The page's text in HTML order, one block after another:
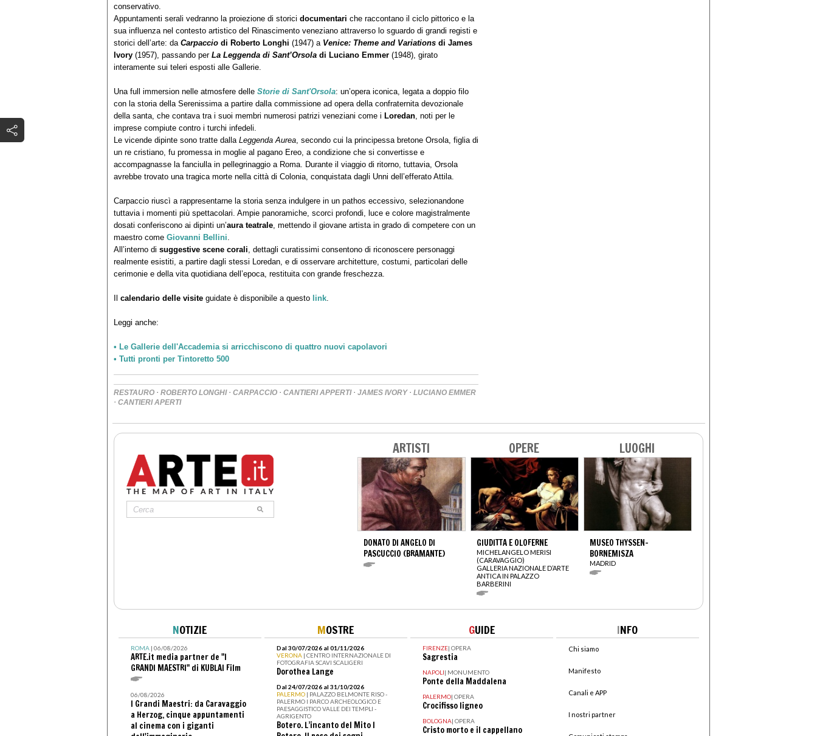
conservativo.
Appuntamenti serali vedranno la proiezione di storici documentari che raccontano il ciclo pittorico e la
sua influenza nel contesto artistico del Rinascimento veneziano attraverso lo sguardo di grandi registi e
storici dell’arte: da Carpaccio di Roberto Longhi (1947) a Venice: Theme and Variations di James
Ivory (1957), passando per La Leggenda di Sant’Orsola di Luciano Emmer (1948), girato
interamente sui teleri esposti alle Gallerie.
Una full immersion nelle atmosfere delle Storie di Sant'Orsola: un’opera iconica, legata a doppio filo
con la storia della Serenissima a partire dalla commissione ad opera della confraternita devozionale
della santa, che contava tra i suoi membri numerosi patrizi veneziani come i Loredan, noti per le
imprese compiute contro i turchi infedeli.
Le vicende dipinte sono tratte dalla Leggenda Aurea, secondo cui la principessa bretone Orsola, figlia di
un re cristiano, fu promessa in moglie al pagano Ereo, a condizione che si convertisse e
accompagnasse la fanciulla in pellegrinaggio a Roma. Durante il viaggio di ritorno, tuttavia, Orsola
avrebbe trovato una tragica morte nella città di Colonia, conquistata dagli Unni dell’efferato Attila.
Carpaccio riuscì a rappresentarne la storia senza indulgere in un pathos eccessivo, selezionandone
tuttavia i momenti più spettacolari. Ampie panoramiche, scorci profondi, luce e colore magistralmente
dosati conferiscono ai dipinti un’aura teatrale, mettendo il giovane artista in grado di competere con un
maestro come Giovanni Bellini.
All’interno di suggestive scene corali, dettagli curatissimi consentono di riconoscere personaggi
realmente esistiti, a partire dagli stessi Loredan, e di osservare architetture, costumi, particolari delle
cerimonie e della vita quotidiana dell’epoca, restituita con grande freschezza.
calendario delle visite guidate è disponibile a questo link.
Leggi anche:
• Le Gallerie dell'Accademia si arricchiscono di quattro nuovi capolavori
• Tutti pronti per Tintoretto 500
RESTAURO · ROBERTO LONGHI· CARPACCIO · CANTIERI APPERTI· JAMES IVORY· LUCIANO EMMER
· CANTIERI APERTI
ARTISTI
DONATO DI ANGELO DI
PASCUCCIO (BRAMANTE)
OPERE
GIUDITTA E OLOFERNE
MICHELANGELO MERISI
(CARAVAGGIO)
GALLERIA NAZIONALE D’ARTE
ANTICA IN PALAZZO
BARBERINI
LUOGHI
MUSEO THYSSEN-
BORNEMISZA
MADRID
NOTIZIE
ROMA| 06/08/2026
ARTE.it media partner de "I
GRANDI MAESTRI" di KUBLAI Film
06/08/2026
I Grandi Maestri: da Caravaggio
a Herzog, cinque appuntamenti
al cinema con i giganti
MOSTRE
Dal 30/07/2026 al 01/11/2026
VERONA | CENTRO INTERNAZIONALE DI
FOTOGRAFIA SCAVI SCALIGERI
Dorothea Lange
Dal 24/07/2026 al 31/10/2026
PALERMO | PALAZZO BELMONTE RISO -
PALERMO I PARCO ARCHEOLOGICO E
PAESAGGISTICO VALLE DEI TEMPLI -
AGRIGENTO
Botero. L’incanto del Mito I
GUIDE
FIRENZE| OPERA
Sagrestia
NAPOLI| MONUMENTO
Ponte della Maddalena
PALERMO| OPERA
Crocifisso ligneo
BOLOGNA| OPERA
Cristo morto e il cappellano
INFO
Chi siamo
Manifesto
Canali e APP
I nostri partner